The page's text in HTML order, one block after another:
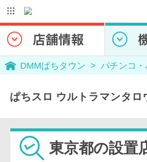
DMMぱちタウン パチンコ
ぱちスロ ウルトラマンタロ
東京都の設置